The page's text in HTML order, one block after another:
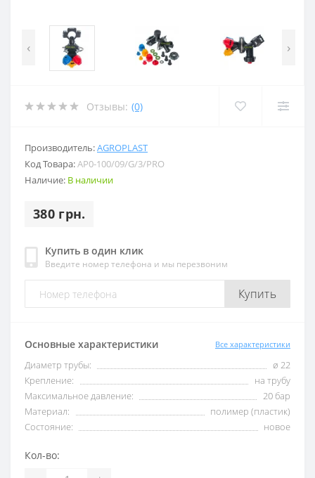
‹ ›
Отзывы: (0)
Производитель:AGROPLAST
Код Товара:AP0-100/09/G/3/PRO
Наличие: В наличии
380 грн.
Купить в один клик
Введите номер телефона и мы перезвоним
Купить
Основные характеристики Все характеристики
Диаметр трубы:
ø 22
Крепление:
на трубу
Максимальное давление:
20 бар
Материал:
полимер (пластик)
Состояние:
новое
Кол-во: